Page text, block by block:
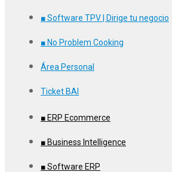
■ Software TPV | Dirige tu negocio
■ No Problem Cooking
Área Personal
Ticket BAI
■ ERP Ecommerce
■ Business Intelligence
■ Software ERP